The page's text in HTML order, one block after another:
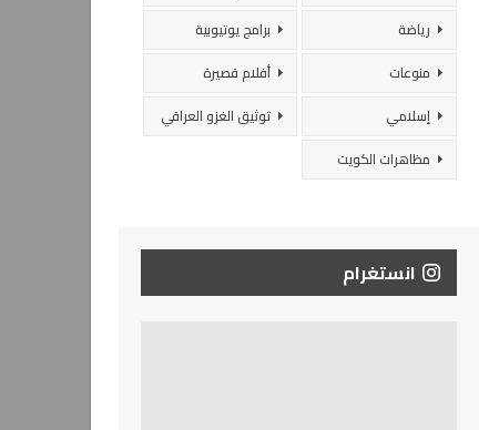
رياضة
برامج يوتيوبية
منوعات
أفلام قصيرة
إسلامي
توثيق الغزو العراقي
مظاهرات الكويت
انستغرام